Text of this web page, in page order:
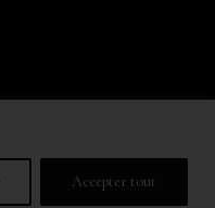
Accepter tout